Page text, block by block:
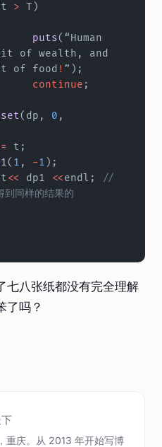
> T)
			puts
(“Human
of wealth, and
of food ! ”);
			continue
;
(dp, 0
t;
( 1 , -1 );
<< dp1 <<endl;
//
到同样的结果的
七八张纸都没有完全理解
了吗？
重庆。从 2013 年开始写博